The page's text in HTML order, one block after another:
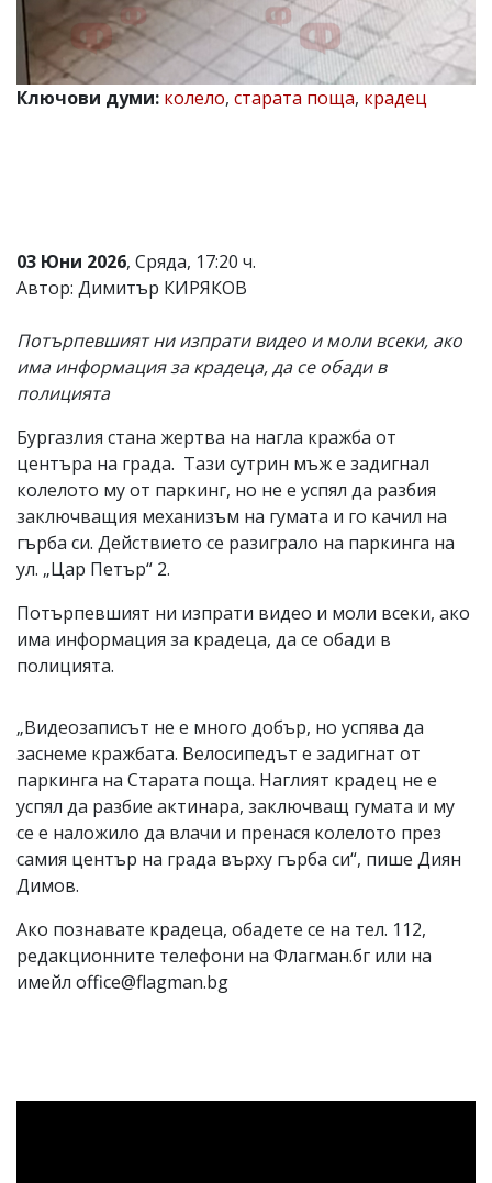
Главен
редактор:
Иван
Колев,
email:
office@flagman.bg
читателите
и
носи
отговорност
за
тях!
откриете
обиден
за
коментар,
моля
сигнализирайте
ни!
Ключови думи: колело, старата поща, крадец
03 Юни 2026, Сряда, 17:20 ч.
Автор: Димитър КИРЯКОВ
Потърпевшият ни изпрати видео и моли всеки, ако
има информация за крадеца, да се обади в
полицията
Бургазлия стана жертва на нагла кражба от
центъра на града. Тази сутрин мъж е задигнал
колелото му от паркинг, но не е успял да разбия
заключващия механизъм на гумата и го качил на
гърба си. Действието се разиграло на паркинга на
ул. „Цар Петър“ 2.
Потърпевшият ни изпрати видео и моли всеки, ако
има информация за крадеца, да се обади в
полицията.
„Видеозаписът не е много добър, но успява да
заснеме кражбата. Велосипедът е задигнат от
паркинга на Старата поща. Наглият крадец не е
успял да разбие актинара, заключващ гумата и му
се е наложило да влачи и пренася колелото през
самия център на града върху гърба си“, пише Диян
Димов.
Ако познавате крадеца, обадете се на тел. 112,
редакционните телефони на Флагман.бг или на
имейл office@flagman.bg